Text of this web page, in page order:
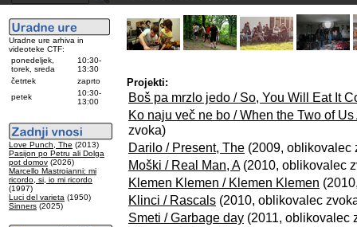
Uradne ure arhiva in
videoteke CTF:
ponedeljek,
torek, sreda
10:30-
13:30
četrtek
zaprto
petek
10:30-
13:00
Love Punch, The (2013)
Pasijon po Petru ali Dolga
pot domov (2026)
Marcello Mastroianni: mi
ricordo, si, io mi ricordo
(1997)
Luci del varieta (1950)
Sinners (2025)
Projekti:
Boš pa mrzlo jedo / So, You Will Eat It
Ko naju več ne bo / When the Two of Us
zvoka)
Darilo / Present, The (2009, oblikovalec
Moški / Real Man, A(2010, oblikovalec
Klemen Klemen / Klemen Klemen
Klinci / Rascals (2010, oblikovalec
Smeti / Garbage day (2011, oblikovalec